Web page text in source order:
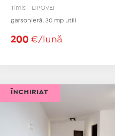
Timis - LIPOVEI
garsonieră, 30 mp utili
200€/lună
ÎNCHIRIAT